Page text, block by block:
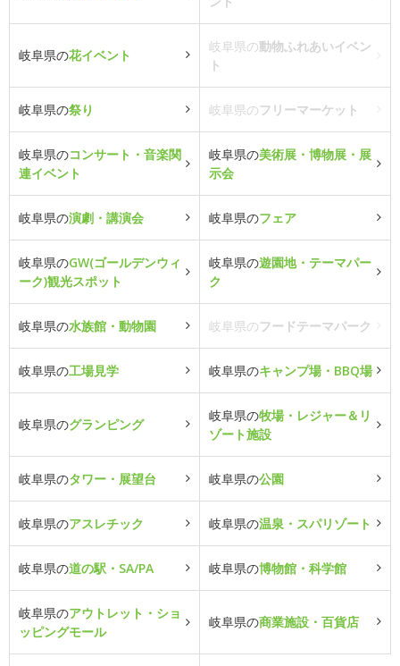
岐阜県の花イベント
岐阜県の動物ふれあいイベン
ト
岐阜県の祭り 岐阜県のフリーマーケット
岐阜県のコンサート・音楽関
連イベント
岐阜県の美術展・博物展・展
示会
岐阜県の演劇・講演会 岐阜県のフェア
岐阜県のGW(ゴールデンウィ
ーク)観光スポット
岐阜県の遊園地・テーマパー
ク
岐阜県の水族館・動物園 岐阜県のフードテーマパーク
岐阜県の工場見学 岐阜県のキャンプ場・BBQ場
岐阜県のグランピング
岐阜県の牧場・レジャー＆リ
ゾート施設
岐阜県のタワー・展望台 岐阜県の公園
岐阜県のアスレチック 岐阜県の温泉・スパリゾート
岐阜県の道の駅・SA/PA 岐阜県の博物館・科学館
岐阜県のアウトレット・ショ
ッピングモール
岐阜県の商業施設・百貨店